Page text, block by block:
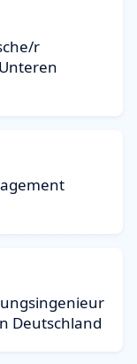
r
Deutschland